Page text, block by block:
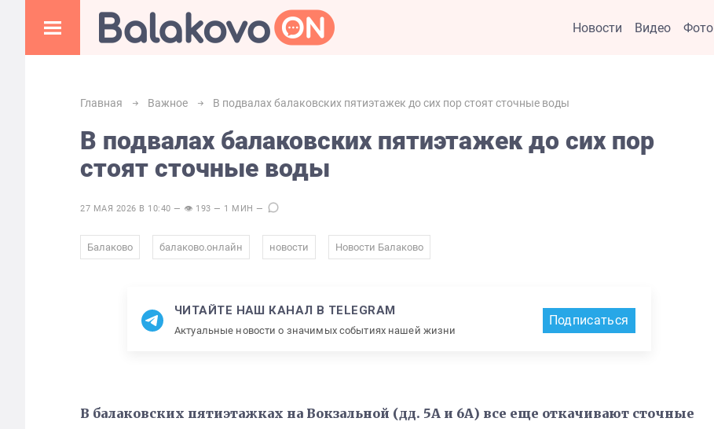
Новости Видео Фото
Главная Важное В подвалах балаковских пятиэтажек до сих пор стоят сточные воды
В подвалах балаковских пятиэтажек до сих пор
стоят сточные воды
27 МАЯ 2026 В 10:40 — 👁 193 — 1 МИН —
Балаково балаково.онлайн новости Новости Балаково
ЧИТАЙТЕ НАШ КАНАЛ В TELEGRAM
Актуальные новости о значимых событиях нашей жизни
Подписаться
В балаковских пятиэтажках на Вокзальной (дд. 5А и 6А) все еще откачивают сточные